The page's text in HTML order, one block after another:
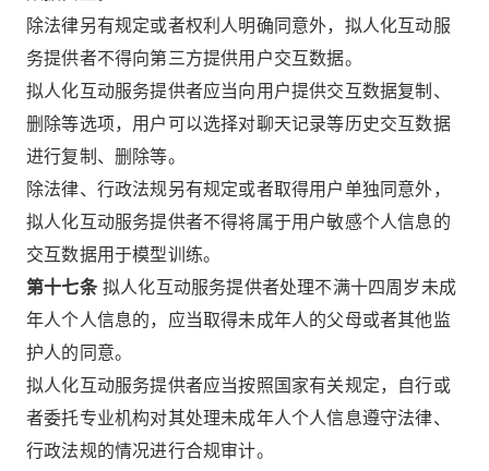
除法律另有规定或者权利人明确同意外，拟人化互动服
务提供者不得向第三方提供用户交互数据。
拟人化互动服务提供者应当向用户提供交互数据复制、
删除等选项，用户可以选择对聊天记录等历史交互数据
进行复制、删除等。
除法律、行政法规另有规定或者取得用户单独同意外，
拟人化互动服务提供者不得将属于用户敏感个人信息的
交互数据用于模型训练。
第十七条拟人化互动服务提供者处理不满十四周岁未成
年人个人信息的，应当取得未成年人的父母或者其他监
护人的同意。
拟人化互动服务提供者应当按照国家有关规定，自行或
者委托专业机构对其处理未成年人个人信息遵守法律、
行政法规的情况进行合规审计。